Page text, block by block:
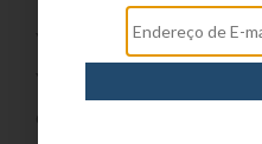
YIN’S PAPER